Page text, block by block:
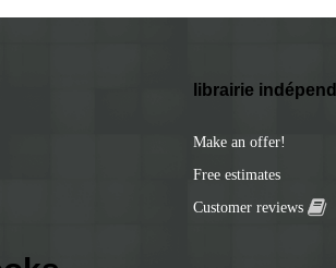
librairie
Make an offer!
Free estimates
Customer reviews